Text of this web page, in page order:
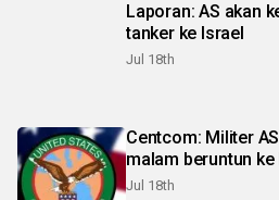
Laporan: AS akan
tanker ke Israel
Jul 18th
Centcom: Militer
malam beruntun ke
Jul 18th